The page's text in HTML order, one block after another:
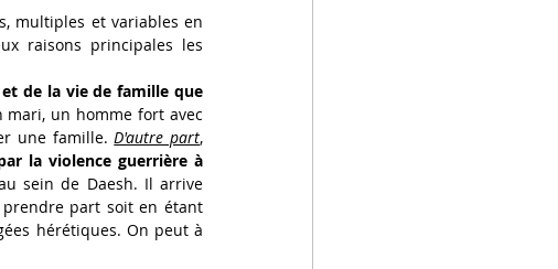
multiples et variables en
raisons principales les
de la vie de famille que
un homme fort avec
une famille. D'autre part,
la violence guerrière à
sein de Daesh. Il arrive
part soit en étant
hérétiques. On peut à